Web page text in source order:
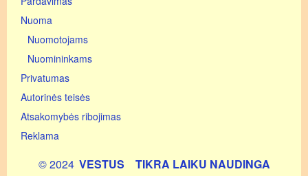
Nuoma
Nuomotojams
Nuomininkams
Privatumas
Autorinės teisės
Atsakomybės ribojimas
Reklama
© 2024 VESTUS TIKRA LAIKU NAUDINGA